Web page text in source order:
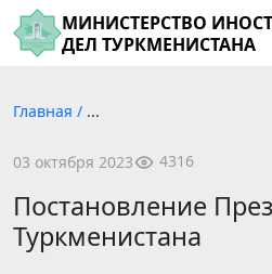
МИНИСТЕРСТВО
ДЕЛ ТУРКМЕНИСТАНА
Главная / ...
03 октября 2023 4316
Постановление
Туркменистана